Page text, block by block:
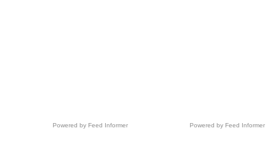
Powered by Feed Informer Powered by Feed Informer